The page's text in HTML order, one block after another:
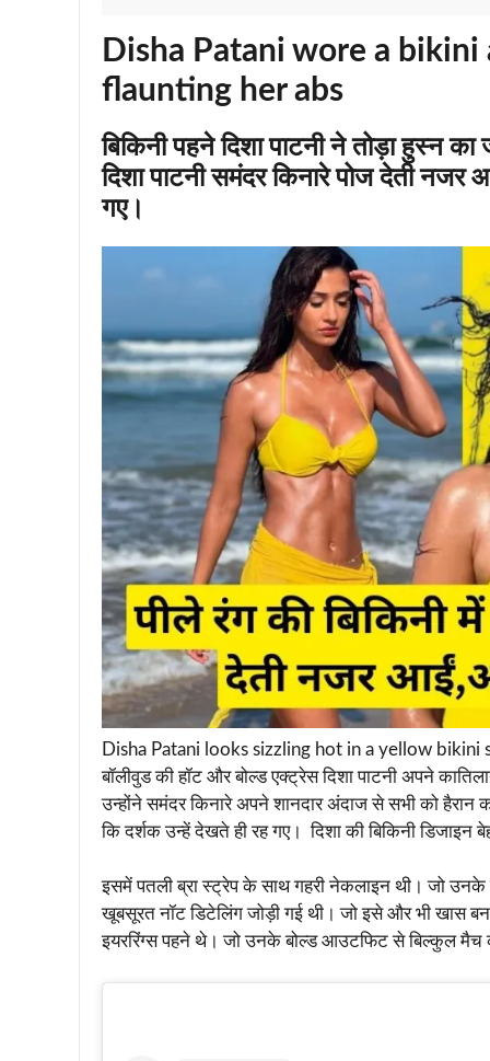
Disha Patani wore a
flaunting her abs
बिकिनी पहने दिशा पाटनी ने तोड़ा हुस्न
दिशा पाटनी समंदर किनारे पोज देती
गए।
Disha Patani looks sizzling hot in a yellow bikini
बॉलीवुड की हॉट और बोल्ड एक्ट्रेस दिशा पाटनी अपने
उन्होंने समंदर किनारे अपने शानदार अंदाज से सभी को हैरान
कि दर्शक उन्हें देखते ही रह गए। दिशा की बिकिनी डिजाइन
इसमें पतली ब्रा स्ट्रेप के साथ गहरी नेकलाइन थी। जो
खूबसूरत नॉट डिटेलिंग जोड़ी गई थी। जो इसे और भी खास
इयररिंग्स पहने थे। जो उनके बोल्ड आउटफिट से बिल्कुल मैच